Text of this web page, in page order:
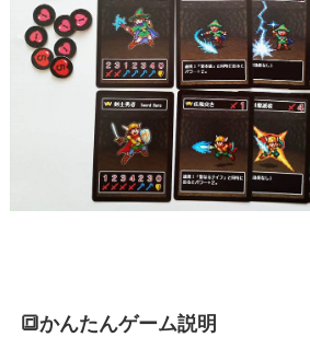
🔳かんたんゲーム説明